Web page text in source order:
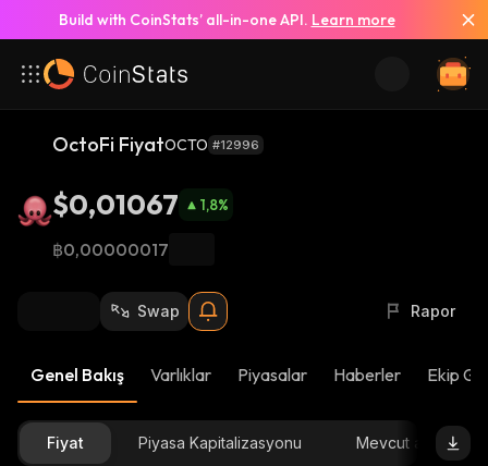
Build with CoinStats’ all-in-one API. Learn more
OctoFi FiyatOCTO #12996
$0,01067 1,8%
฿0,00000017
Swap Rapor
Genel Bakış Varlıklar Piyasalar Haberler Ekip
Fiyat Piyasa Kapitalizasyonu Mevcut arz